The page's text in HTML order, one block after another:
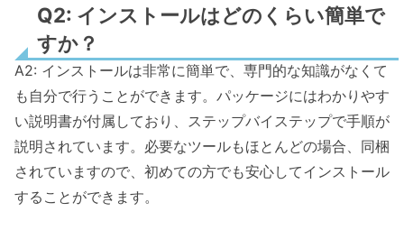
Q2: インストールはどのくらい簡単で
すか？
A2: インストールは非常に簡単で、専門的な知識がなくて
も自分で行うことができます。パッケージにはわかりやす
い説明書が付属しており、ステップバイステップで手順が
説明されています。必要なツールもほとんどの場合、同梱
されていますので、初めての方でも安心してインストール
することができます。